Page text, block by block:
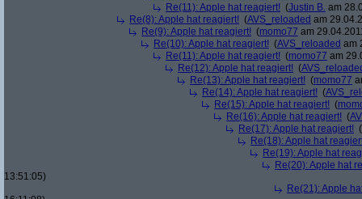
Re(11): Apple hat reagiert! (Justin B. am
Re(8): Apple hat reagiert! (AVS_reloaded am
Re(9): Apple hat reagiert! (momo77 am
Re(10): Apple hat reagiert! (AVS_reloaded am
Re(11): Apple hat reagiert! (momo77 am
Re(12): Apple hat reagiert! (
Re(13): Apple hat reagiert! (momo77
Re(14): Apple hat reagiert! (
Re(15): Apple hat reagiert! (
Re(16): Apple hat reagiert! (
Re(17): Apple hat reagiert! (
Re(18): Apple hat
Re(19): Apple hat
Re(20): Apple hat
13:51:05)
Re(21): Apple